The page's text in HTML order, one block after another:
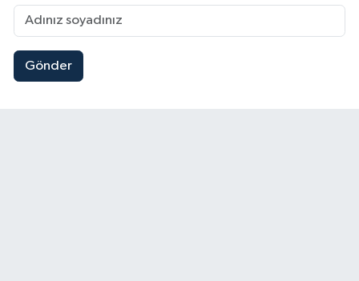
Gönder